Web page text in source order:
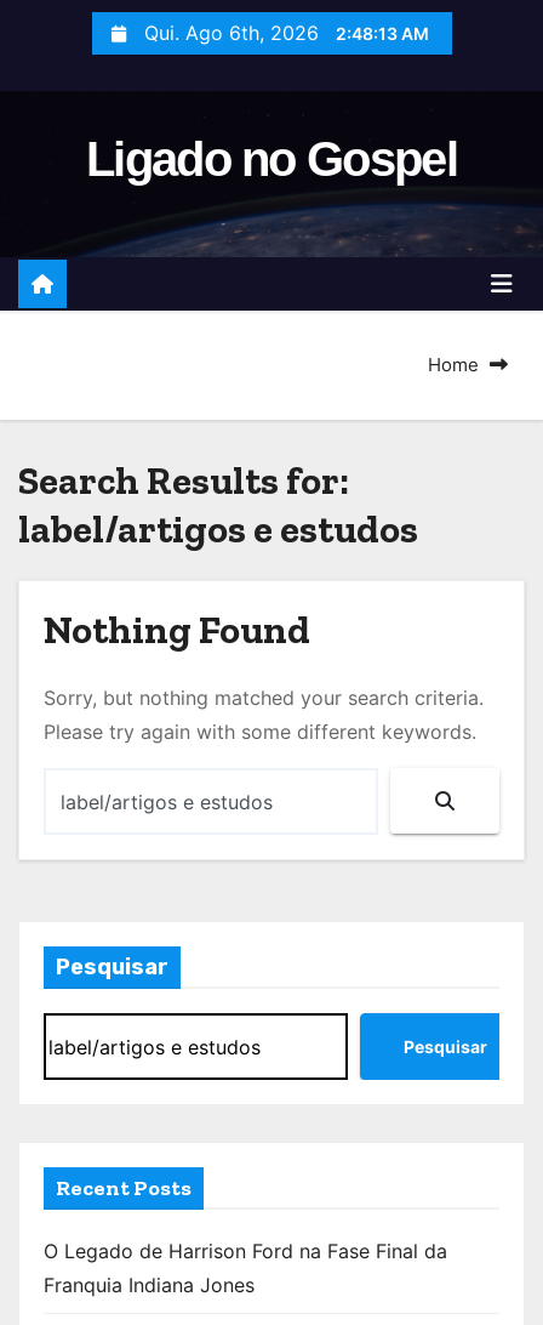
t
Qui. Ago 6th, 2026 2:48:13 AM
Ligado no Gospel
Home
Search Results for:
label/artigos e estudos
Nothing Found
Sorry, but nothing matched your search criteria.
Please try again with some different keywords.
Pesquisar
Pesquisar
Recent Posts
O Legado de Harrison Ford na Fase Final da
Franquia Indiana Jones